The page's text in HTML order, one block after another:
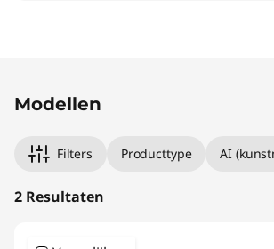
Modellen
Filters Producttype AI
2 Resultaten